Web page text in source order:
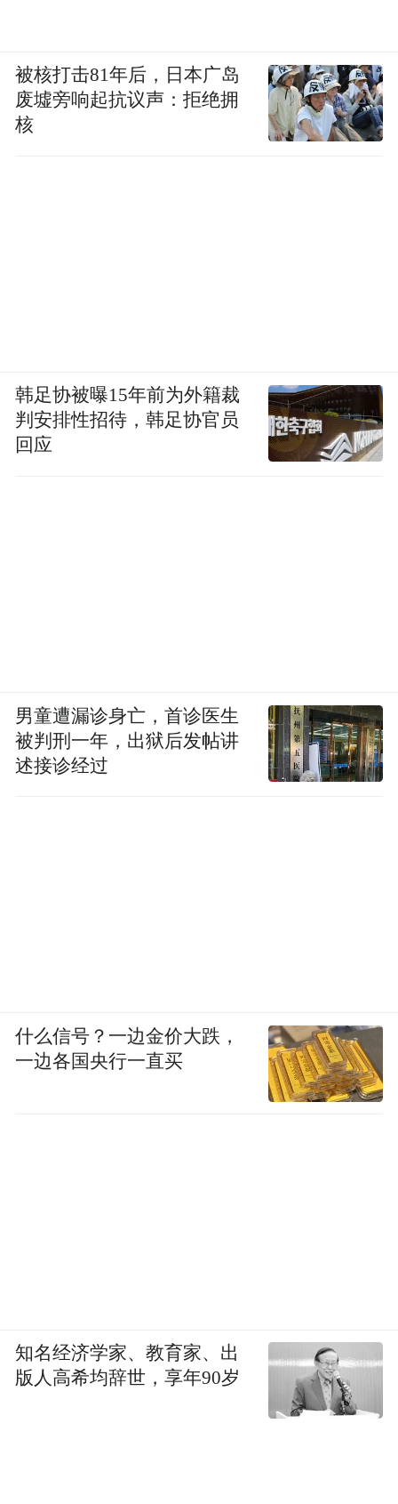
被核打击81年后，日本广岛
废墟旁响起抗议声：拒绝拥
核
韩足协被曝15年前为外籍裁
判安排性招待，韩足协官员
回应
男童遭漏诊身亡，首诊医生
被判刑一年，出狱后发帖讲
述接诊经过
什么信号？一边金价大跌，
一边各国央行一直买
知名经济学家、教育家、出
版人高希均辞世，享年90岁